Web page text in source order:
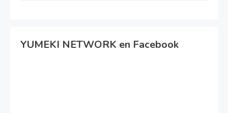
YUMEKI NETWORK en Facebook